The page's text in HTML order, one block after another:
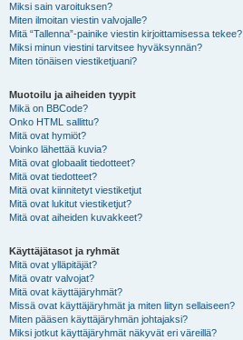
Miksi sain varoituksen?
Miten ilmoitan viestin valvojalle?
Mitä “Tallenna”-painike viestin kirjoittamisessa tekee?
Miksi minun viestini tarvitsee hyväksynnän?
Miten tönäisen viestiketjuani?
Muotoilu ja aiheiden tyypit
Mikä on BBCode?
Onko HTML sallittu?
Mitä ovat hymiöt?
Voinko lähettää kuvia?
Mitä ovat globaalit tiedotteet?
Mitä ovat tiedotteet?
Mitä ovat kiinnitetyt viestiketjut
Mitä ovat lukitut viestiketjut?
Mitä ovat aiheiden kuvakkeet?
Käyttäjätasot ja ryhmät
Mitä ovat ylläpitäjät?
Mitä ovatr valvojat?
Mitä ovat käyttäjäryhmät?
Missä ovat käyttäjäryhmät ja miten liityn sellaiseen?
Miten pääsen käyttäjäryhmän johtajaksi?
Miksi jotkut käyttäjäryhmät näkyvät eri väreillä?